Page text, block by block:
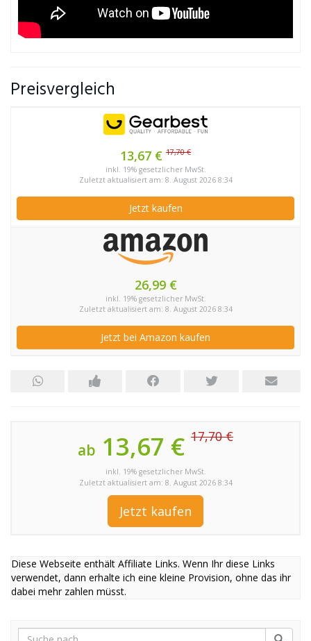
Preisvergleich
13,67 € 17,70 €
inkl. 19% gesetzlicher MwSt.
Zuletzt aktualisiert am: 8. August 2026 8:34
Jetzt kaufen
26,99 €
inkl. 19% gesetzlicher MwSt.
Zuletzt aktualisiert am: 8. August 2026 8:34
Jetzt bei Amazon kaufen
ab 13,67 € 17,70 €
inkl. 19% gesetzlicher MwSt.
Zuletzt aktualisiert am: 8. August 2026 8:34
Jetzt kaufen
Diese Webseite enthält Affiliate Links. Wenn Ihr diese Links
verwendet, dann erhalte ich eine kleine Provision, ohne das ihr
dabei mehr zahlen müsst.